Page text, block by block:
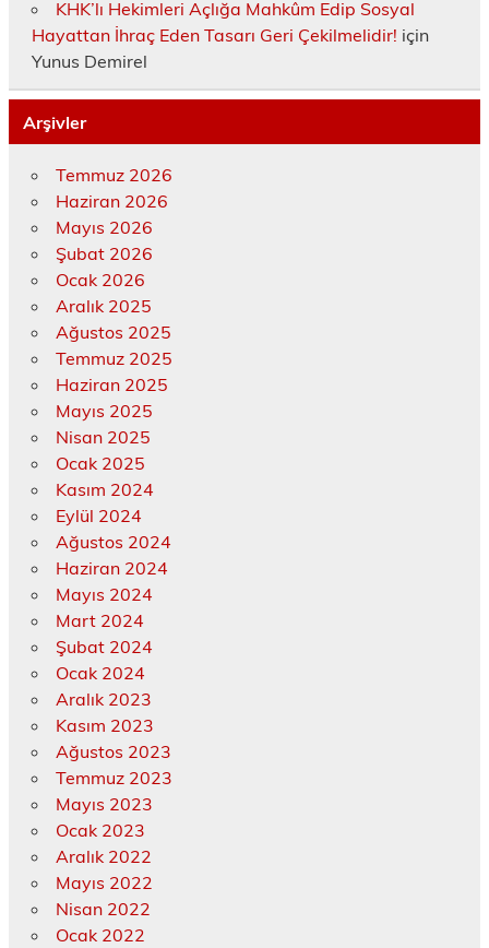
KHK’lı Hekimleri Açlığa Mahkûm Edip Sosyal
Hayattan İhraç Eden Tasarı Geri Çekilmelidir! için
Yunus Demirel
Arşivler
Temmuz 2026
Haziran 2026
Mayıs 2026
Şubat 2026
Ocak 2026
Aralık 2025
Ağustos 2025
Temmuz 2025
Haziran 2025
Mayıs 2025
Nisan 2025
Ocak 2025
Kasım 2024
Eylül 2024
Ağustos 2024
Haziran 2024
Mayıs 2024
Mart 2024
Şubat 2024
Ocak 2024
Aralık 2023
Kasım 2023
Ağustos 2023
Temmuz 2023
Mayıs 2023
Ocak 2023
Aralık 2022
Mayıs 2022
Nisan 2022
Ocak 2022